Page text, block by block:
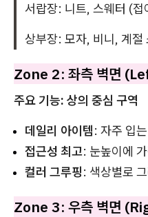
서랍장: 니트, 스웨터 (접
상부장: 모자, 비니, 계절
Zone 2: 좌측 벽면
주요 기능: 상의 중심 구역
데일리 아이템: 자주 입
접근성 최고: 눈높이에
컬러 그루핑: 색상별로
Zone 3: 우측 벽면